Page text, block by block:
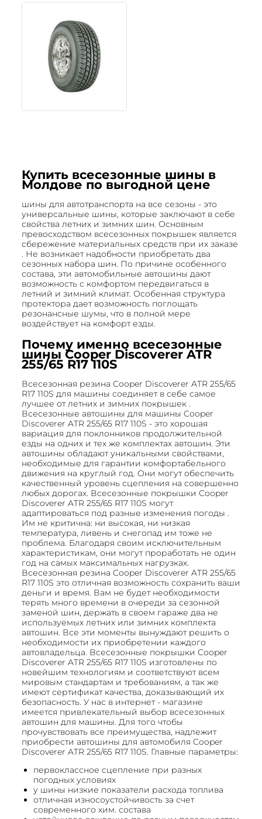
Купить всесезонные шины в
Молдове по выгодной цене
шины для автотранспорта на все сезоны - это
универсальные шины, которые заключают в себе
свойства летних и зимних шин. Основным
превосходством всесезонных покрышек является
сбережение материальных средств при их заказе
. Не возникает надобности приобретать два
сезонных набора шин. По причине особенного
состава, эти автомобильные автошины дают
возможность с комфортом передвигаться в
летний и зимний климат. Особенная структура
протектора дает возможность поглощать
резонансные шумы, что в полной мере
воздействует на комфорт езды.
Почему именно всесезонные
шины Cooper Discoverer ATR
255/65 R17 110S
Всесезонная резина Cooper Discoverer ATR 255/65
R17 110S для машины соединяет в себе самое
лучшее от летних и зимних покрышек .
Всесезонные автошины для машины Cooper
Discoverer ATR 255/65 R17 110S - это хорошая
вариация для поклонников продолжительной
езды на одних и тех же комплектах автошин. Эти
автошины обладают уникальными свойствами,
необходимые для гарантии комфортабельного
движения на круглый год. Они могут обеспечить
качественный уровень сцепления на совершенно
любых дорогах. Всесезонные покрышки Cooper
Discoverer ATR 255/65 R17 110S могут
адаптироваться под разные изменения погоды .
Им не критична: ни высокая, ни низкая
температура, ливень и снегопад им тоже не
проблема. Благодаря своим исключительным
характеристикам, они могут проработать не один
год на самых максимальных нагрузках.
Всесезонная резина Cooper Discoverer ATR 255/65
R17 110S это отличная возможность сохранить ваши
деньги и время. Вам не будет необходимости
терять много времени в очереди за сезонной
заменой шин, держать в своем гараже два не
используемых летних или зимних комплекта
автошин. Все эти моменты вынуждают решить о
необходимости их приобретении каждого
автовладельца. Всесезонные покрышки Cooper
Discoverer ATR 255/65 R17 110S изготовлены по
новейшим технологиям и соответствуют всем
мировым стандартам и требованиям, а так же
имеют сертификат качества, доказывающий их
безопасность. У нас в интернет - магазине
имеется привлекательный выбор всесезонных
автошин для машины. Для того чтобы
прочувствовать все преимущества, надлежит
приобрести автошины для автомобиля Cooper
Discoverer ATR 255/65 R17 110S. Главные параметры:
первоклассное сцепление при разных
погодных условиях
у шины низкие показатели расхода топлива
отличная износоустойчивость за счет
современного хим. состава